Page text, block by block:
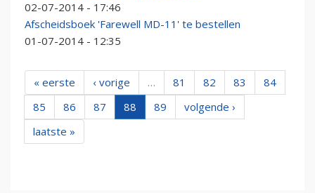
02-07-2014 - 17:46
Afscheidsboek 'Farewell MD-11' te bestellen
01-07-2014 - 12:35
« eerste ‹ vorige … 81 82 83
84
85
86 87 88 89
volgende ›
laatste »